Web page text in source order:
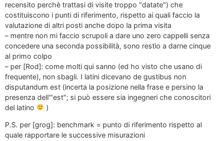
recensito perchè trattasi di visite troppo "datate") che
costituiscono i punti di riferimento, rispetto ai quali faccio la
valutazione di altri posti anche dopo la prima visita
– mentre non mi faccio scrupoli a dare uno zero cappelli senza
concedere una seconda possibilità, sono restìo a darne cinque
al primo colpo
– per [Rod]: come molti qui sanno (ed ho visto che usano di
frequente), non sbagli. I latini dicevano de gustibus non
disputandum est (incerta la posizione nella frase e persino la
presenza dell'"est"; si può essere sia ingegneri che conoscitori
del latino
)
P.S. per [grog]: benchmark = punto di riferimento rispetto al
quale rapportare le successive misurazioni